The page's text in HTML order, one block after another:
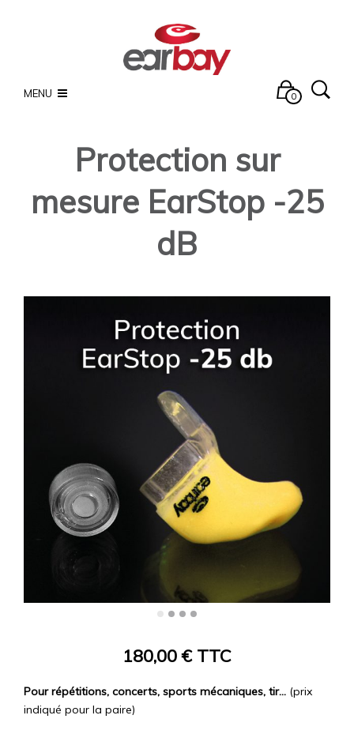
MENU 0
Protection sur
mesure EarStop -25
dB
180,00€TTC
Pour répétitions, concerts, sports mécaniques, tir… (prix
indiqué pour la paire)